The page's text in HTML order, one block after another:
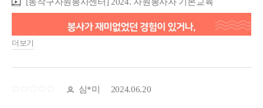
더보기
심*미 2024.06.20